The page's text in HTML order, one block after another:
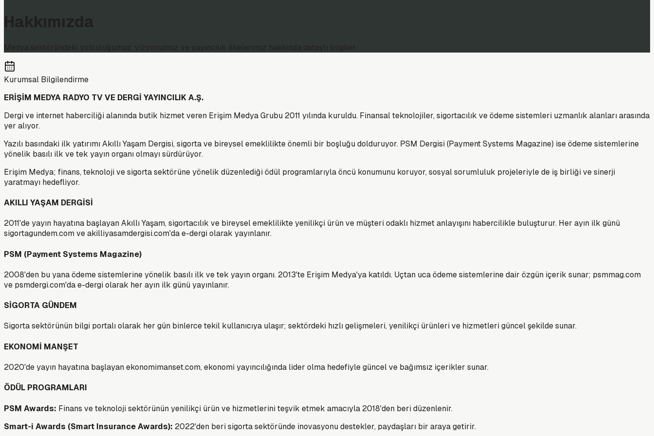
Kurumsal Bilgilendirme
ERİŞİM MEDYA RADYO TV VE DERGİ YAYINCILIK A.Ş.
Dergi ve internet haberciliği alanında butik hizmet veren Erişim Medya Grubu 2011 yılında kuruldu. Finansal teknolojiler, sigortacılık ve ödeme sistemleri uzmanlık alanları arasında
yer alıyor.
Yazılı basındaki ilk yatırımı Akıllı Yaşam Dergisi, sigorta ve bireysel emeklilikte önemli bir boşluğu dolduruyor. PSM Dergisi (Payment Systems Magazine) ise ödeme sistemlerine
yönelik basılı ilk ve tek yayın organı olmayı sürdürüyor.
Erişim Medya; finans, teknoloji ve sigorta sektörüne yönelik düzenlediği ödül programlarıyla öncü konumunu koruyor, sosyal sorumluluk projeleriyle de iş birliği ve sinerji
yaratmayı hedefliyor.
AKILLI YAŞAM DERGİSİ
2011'de yayın hayatına başlayan Akıllı Yaşam, sigortacılık ve bireysel emeklilikte yenilikçi ürün ve müşteri odaklı hizmet anlayışını habercilikle buluşturur. Her ayın ilk günü
sigortagundem.com ve akilliyasamdergisi.com'da e-dergi olarak yayınlanır.
PSM (Payment Systems Magazine)
2008'den bu yana ödeme sistemlerine yönelik basılı ilk ve tek yayın organı. 2013'te Erişim Medya'ya katıldı. Uçtan uca ödeme sistemlerine dair özgün içerik sunar; psmmag.com
ve psmdergi.com'da e-dergi olarak her ayın ilk günü yayınlanır.
SİGORTA GÜNDEM
Sigorta sektörünün bilgi portalı olarak her gün binlerce tekil kullanıcıya ulaşır; sektördeki hızlı gelişmeleri, yenilikçi ürünleri ve hizmetleri güncel şekilde sunar.
EKONOMİ MANŞET
2020'de yayın hayatına başlayan ekonomimanset.com, ekonomi yayıncılığında lider olma hedefiyle güncel ve bağımsız içerikler sunar.
ÖDÜL PROGRAMLARI
PSM Awards: Finans ve teknoloji sektörünün yenilikçi ürün ve hizmetlerini teşvik etmek amacıyla 2018'den beri düzenlenir.
Smart-i Awards (Smart Insurance Awards): 2022'den beri sigorta sektöründe inovasyonu destekler, paydaşları bir araya getirir.